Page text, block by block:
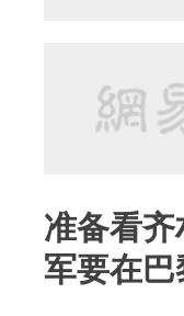
准备看
军要在